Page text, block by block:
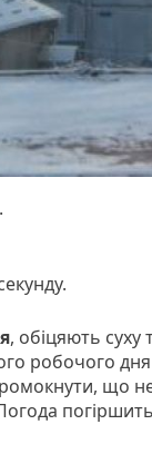
, обіцяють суху
робочого
що